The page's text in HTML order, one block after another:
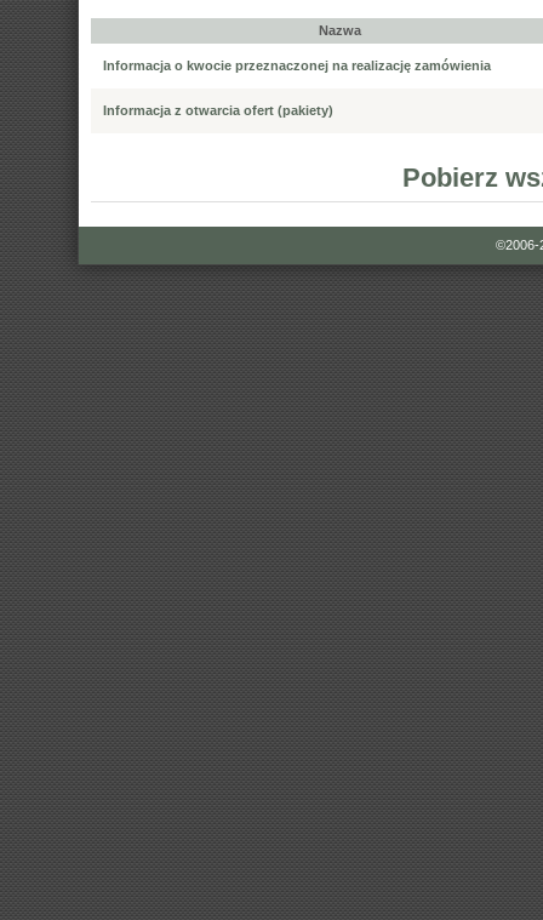
Nazwa
Informacja o kwocie przeznaczonej na realizację zamówienia
Informacja z otwarcia ofert (pakiety)
Pobierz
©2006-